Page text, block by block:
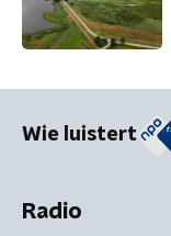
Wie luistert
Radio